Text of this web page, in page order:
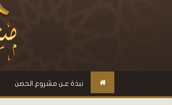
نبذة عـن مشروع الحصن